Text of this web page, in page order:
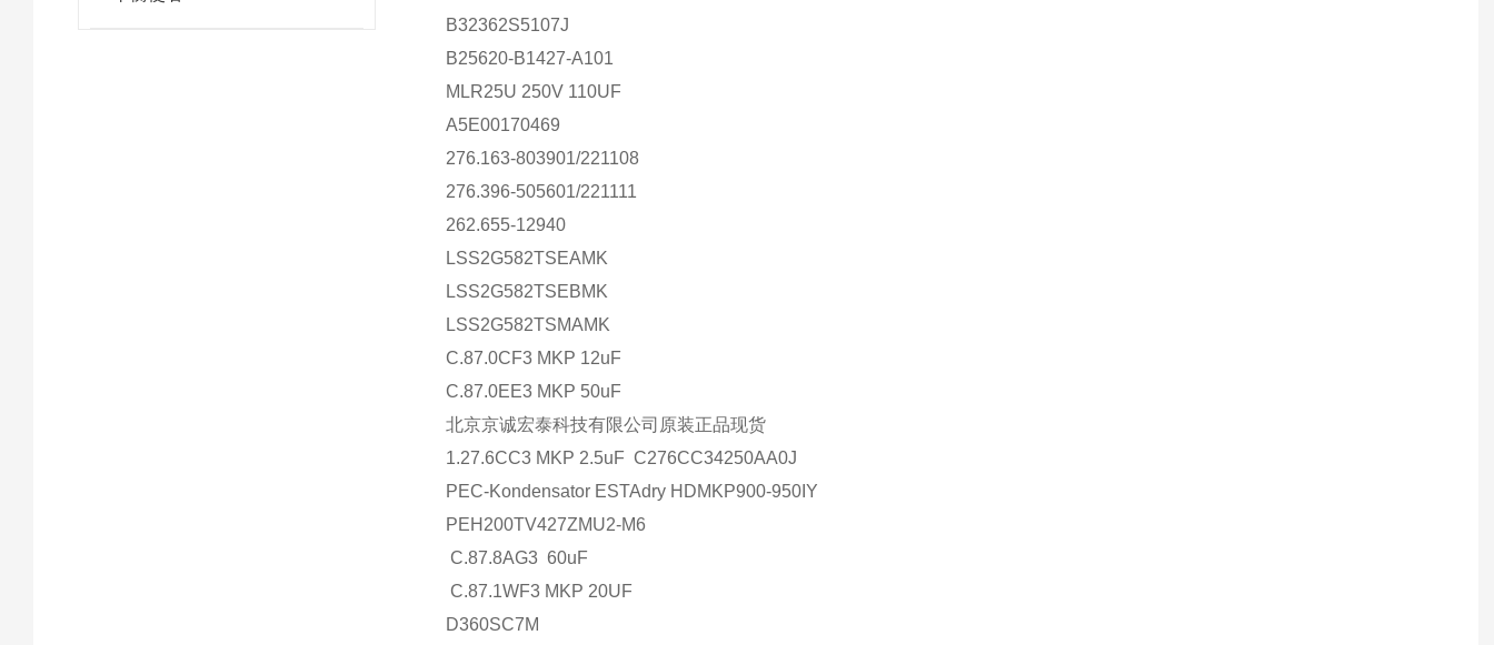
B32362S5107J
B25620-B1427-A101
MLR25U 250V 110UF
A5E00170469
276.163-803901/221108
276.396-505601/221111
262.655-12940
LSS2G582TSEAMK
LSS2G582TSEBMK
LSS2G582TSMAMK
C.87.0CF3 MKP 12uF
C.87.0EE3 MKP 50uF
北京京诚宏泰科技有限公司原装正品现货
1.27.6CC3 MKP 2.5uF C276CC34250AA0J
PEC-Kondensator ESTAdry HDMKP900-950IY
PEH200TV427ZMU2-M6
C.87.8AG3 60uF
C.87.1WF3 MKP 20UF
D360SC7M